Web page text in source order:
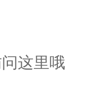
这里哦